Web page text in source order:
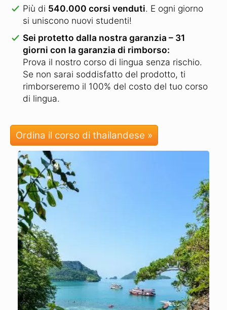
Più di 540.000 corsi venduti. E ogni giorno
si uniscono nuovi studenti!
Sei protetto dalla nostra garanzia – 31
giorni con la garanzia di rimborso:
Prova il nostro corso di lingua senza rischio.
Se non sarai soddisfatto del prodotto, ti
rimborseremo il 100% del costo del tuo corso
di lingua.
Ordina il corso di thailandese »